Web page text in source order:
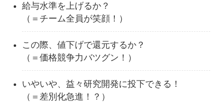
給与水準を上げるか？
（＝チーム全員が笑顔！）
この際、値下げで還元するか？
（＝価格競争力バツグン！）
いやいや、益々研究開発に投下できる！
（＝差別化急進！？）